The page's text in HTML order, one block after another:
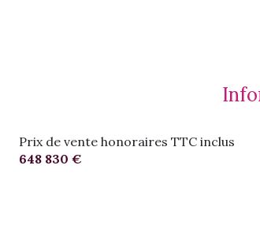
Prix de vente honoraires TTC inclus
648 830 €